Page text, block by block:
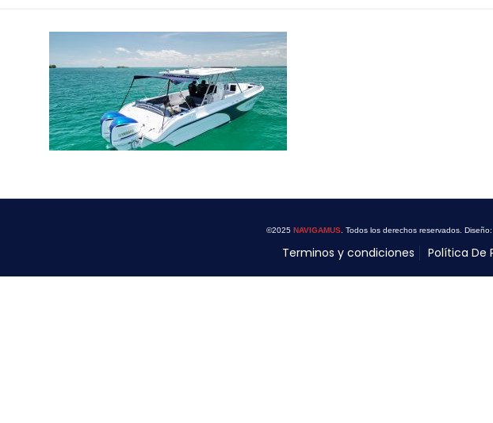
©2025 NAVIGAMUS. Todos los derechos reservados.
Terminos y condiciones Política De